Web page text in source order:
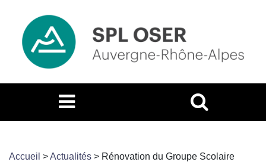
Accueil >Actualités > Rénovation du Groupe Scolaire